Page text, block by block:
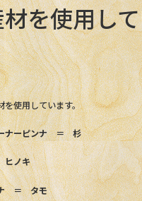
を使用し
使用しています。
ーピンナ ＝ 杉
ノキ
＝ タモ